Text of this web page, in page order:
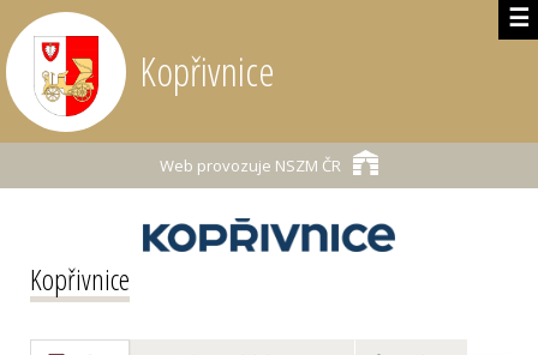
☰
Kopřivnice
Web provozuje NSZM ČR
Kopřivnice